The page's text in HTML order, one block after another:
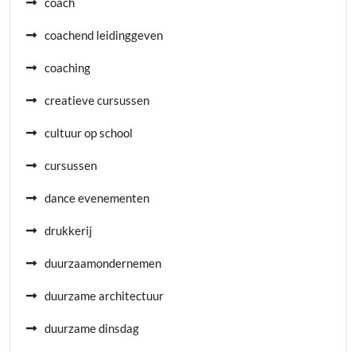
coachend leidinggeven
coaching
creatieve cursussen
cultuur op school
cursussen
dance evenementen
drukkerij
duurzaamondernemen
duurzame architectuur
duurzame dinsdag